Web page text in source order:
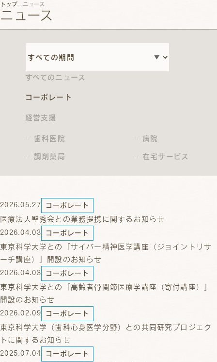
トップ ニュース
ニュース
すべてのニュース
コーポレート
経営支援
歯科医院 病院
調剤薬局 在宅サービス
2026.05.27 コーポレート
医療法人聖秀会との業務提携に関するお知らせ
2026.04.03 コーポレート
東京科学大学との「サイバー精神医学講座（ジョイントリサ
ーチ講座）」開設のお知らせ
2026.04.03 コーポレート
東京科学大学との「高齢者骨関節医療学講座（寄付講座）」
開設のお知らせ
2026.02.09 コーポレート
東京科学大学（歯科心身医学分野）との共同研究プロジェク
トに関するお知らせ
2025.07.04 コーポレート